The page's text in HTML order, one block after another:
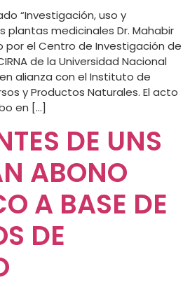
“Investigación, uso y
plantas medicinales Dr. Mahabir
por el Centro de Investigación de
de la Universidad Nacional
alianza con el Instituto de
y Productos Naturales. El acto
en […]
DE UNS
ABONO
A BASE DE
DE